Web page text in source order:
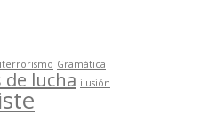
Gramática
de lucha ilusión